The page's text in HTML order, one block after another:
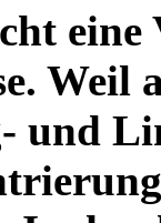
eine
Weil
und